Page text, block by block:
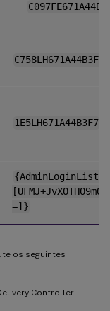
C758LH671A44B3F7
1E5LH671A44B3F7
{AdminLoginList:
=]}
os seguintes
Controller.